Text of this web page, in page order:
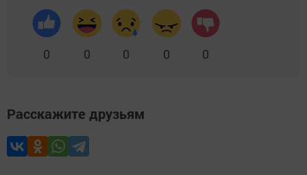
0 0 0 0 0
Расскажите друзьям